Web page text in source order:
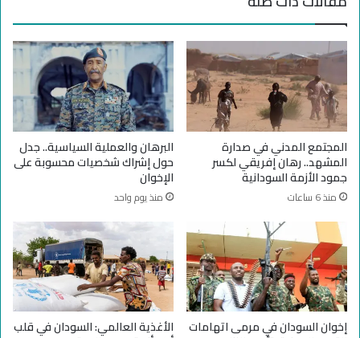
ن
ا
ل
ج
د
ي
د
ة
ت
د
ت
ا
ل
أ
و
ض
ا
ع
ي
ل
س
و
د
المجتمع المدني في صدارة
المشهد.. رهان إفريقي لكسر
جمود الأزمة السودانية
منذ 6 ساعات
البرهان والعملية السياسية.. جدل
حول إشراك شخصيات محسوبة على
الإخوان
منذ يوم واحد
إخوان السودان في مرمى اتهامات الأغذية العالمي: السودان في قلب